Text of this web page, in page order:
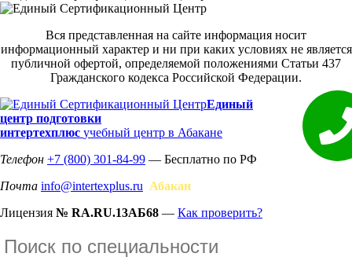
Вся представленная на сайте информация носит
информационный характер и ни при каких условиях не является
публичной офертой, определяемой положениями Статьи 437
Гражданского кодекса Российской Федерации.
Единый
центр подготовки
интертехплюс учебный центр в Абакане
Телефон +7 (800) 301-84-99 — Бесплатно по РФ
Почта info@intertexplus.ru Абакан
Лицензия № RA.RU.13АБ68 — Как проверить?